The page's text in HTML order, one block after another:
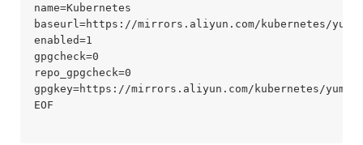
name
baseurl
enabled
gpgcheck
repo_gpgcheck
gpgkey=https://mirrors.aliyun.com/kubernetes/yum/
EOF